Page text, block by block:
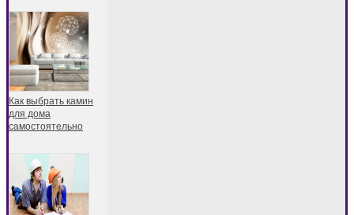
Как выбрать камин
для дома
самостоятельно